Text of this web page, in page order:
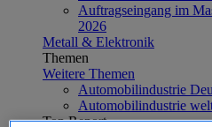
Auftragseingang im
2026
Metall & Elektronik
Themen
Weitere Themen
Automobilindustrie
Automobilindustrie
Top Report